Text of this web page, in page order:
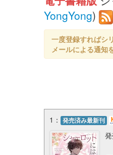
YongYong)
一度登録すればシ
メールによる通知
1： 発売済み最新刊